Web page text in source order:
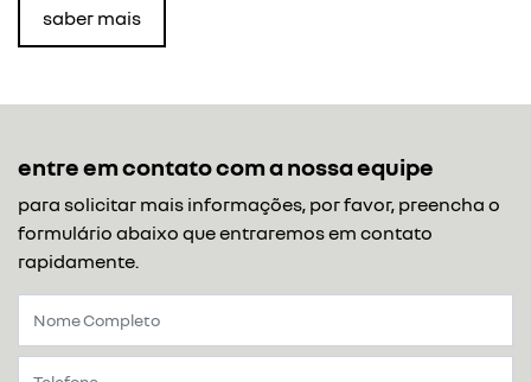
saber mais
entre em contato com a nossa equipe
para solicitar mais informações, por favor, preencha o
formulário abaixo que entraremos em contato
rapidamente.